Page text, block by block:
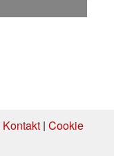
Kontakt| Cookie